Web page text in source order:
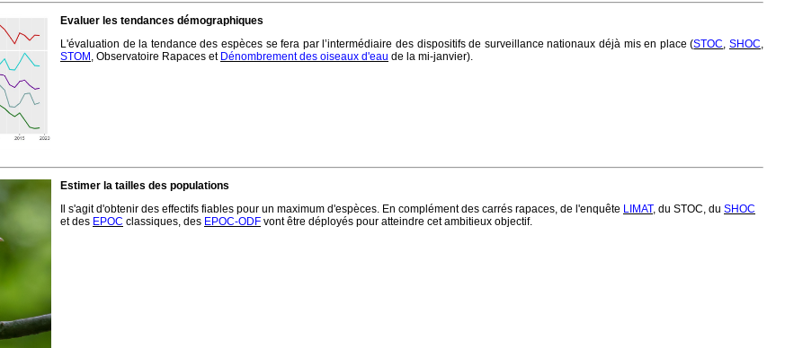
Evaluer les tendances démographiques
L'évaluation de la tendance des espèces se fera par l’intermédiaire des dispositifs de surveillance nationaux déjà mis en place (STOC ,SHOC
STOM , Observatoire Rapaces et Dénombrement des oiseaux d'eau de la mi-janvier).
Estimer la tailles des populations
Il s'agit d'obtenir des effectifs fiables pour un maximum d'espèces. En complément des carrés rapaces, de l'enquête LIMAT, du STOC, du SHOC
et des EPOC classiques, des EPOC-ODF vont être déployés pour atteindre cet ambitieux objectif.